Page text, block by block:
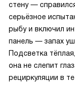
стену —
серьёзное
рыбу и включил
панель — запах
Подсветка
она не слепит
рециркуляции в